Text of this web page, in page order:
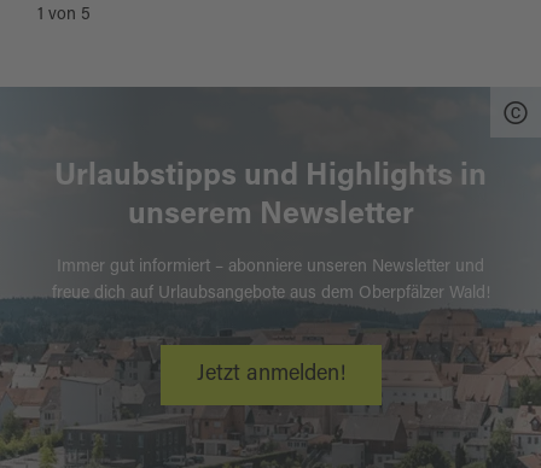
1 von 5
Urlaubstipps und Highlights in
unserem Newsletter
Immer gut informiert – abonniere unseren Newsletter und
freue dich auf Urlaubsangebote aus dem Oberpfälzer Wald!
Jetzt anmelden!